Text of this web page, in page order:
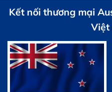
Kết nối thương mại
Việt